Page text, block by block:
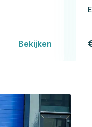
Bekijken